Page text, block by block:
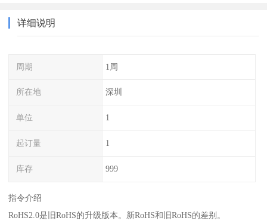
详细说明
周期 1周
所在地 深圳
单位 1
起订量 1
库存 999
指令介绍
RoHS2.0是旧RoHS的升级版本。新RoHS和旧RoHS的差别。